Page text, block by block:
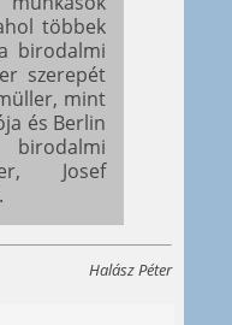
többek
birodalmi
szerepét
mint
és Berlin
Josef
Halász Péter